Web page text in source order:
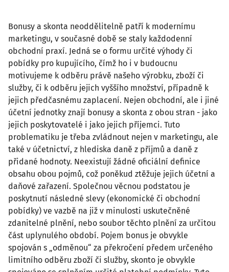
Bonusy a skonta neoddělitelně patří k modernímu
marketingu, v současné době se staly každodenní
obchodní praxí. Jedná se o formu určité výhody či
pobídky pro kupujícího, čímž ho i v budoucnu
motivujeme k odběru právě našeho výrobku, zboží či
služby, či k odběru jejich vyššího množství, případně k
jejich předčasnému zaplacení. Nejen obchodní, ale i jiné
účetní jednotky znají bonusy a skonta z obou stran - jako
jejich poskytovatelé i jako jejich příjemci. Tuto
problematiku je třeba zvládnout nejen v marketingu, ale
také v účetnictví, z hlediska daně z příjmů a daně z
přidané hodnoty. Neexistují žádné oficiální definice
obsahu obou pojmů, což poněkud ztěžuje jejich účetní a
daňové zařazení. Společnou věcnou podstatou je
poskytnutí následné slevy (ekonomické či obchodní
pobídky) ve vazbě na již v minulosti uskutečněné
zdanitelné plnění, nebo soubor těchto plnění za určitou
část uplynulého období. Pojem bonus je obvykle
spojován s „odměnou“ za překročení předem určeného
limitního odběru zboží či služby, skonto je obvykle